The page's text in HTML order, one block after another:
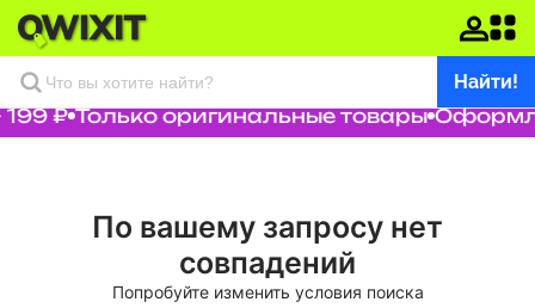
Найти!
₽ Только оригинальные товары
По вашему запросу нет
совпадений
Попробуйте изменить условия поиска